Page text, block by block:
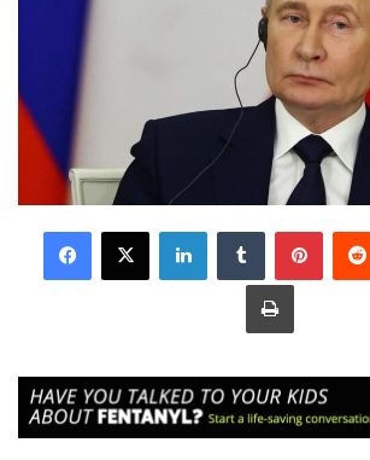
LinkedInTumblr
Print